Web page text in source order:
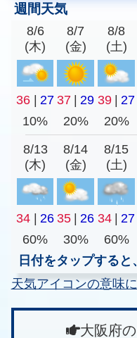
週間天気
8/6
(木)
8/7
(金)
8/8
(土)
36 | 27 37 | 29 39 | 27
10%
20% 20%
8/13
(木)
8/14
(金)
8/15
(土)
34 | 26 35 | 26 34 | 27
60%
30% 60%
日付をタップする
天気アイコンの意味
大阪府